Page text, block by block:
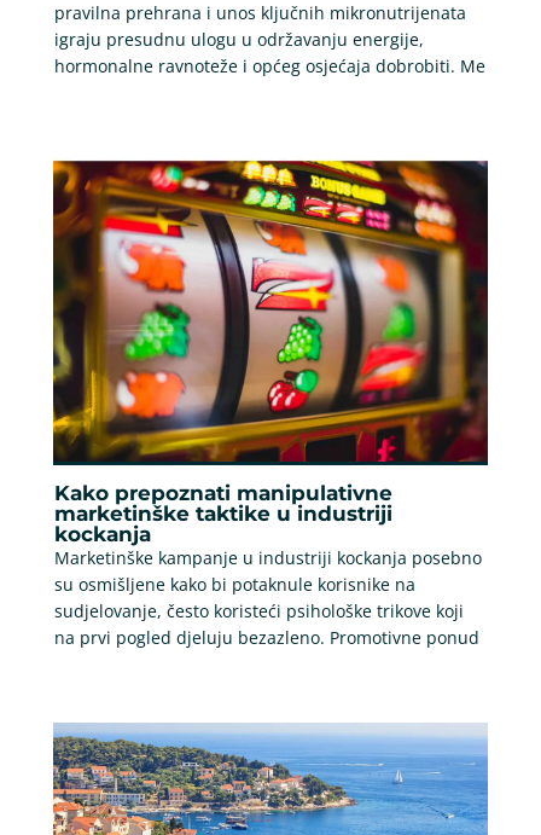
pravilna prehrana i unos ključnih mikronutrijenata
igraju presudnu ulogu u održavanju energije,
hormonalne ravnoteže i općeg osjećaja dobrobiti. Me
Kako prepoznati manipulativne
marketinške taktike u industriji
kockanja
Marketinške kampanje u industriji kockanja posebno
su osmišljene kako bi potaknule korisnike na
sudjelovanje, često koristeći psihološke trikove koji
na prvi pogled djeluju bezazleno. Promotivne ponud